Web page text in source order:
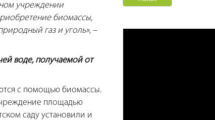
учреждении
биомассы,
газ и уголь», –
воде, получаемой от
с помощью биомассы.
площадью
саду установили и